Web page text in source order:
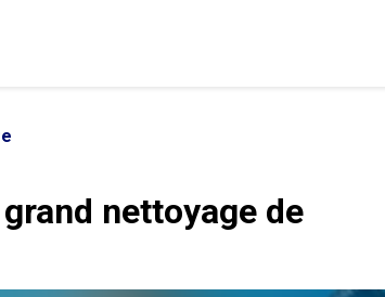
nettoyage de